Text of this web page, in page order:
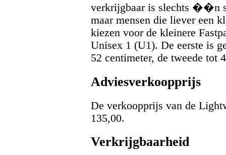
verkrijgbaar is slechts ��n
maar mensen die liever een
kiezen voor de kleinere
Unisex 1 (U1). De eerste is
52 centimeter, de tweede tot
Adviesverkoopprijs
De verkoopprijs van de
135,00.
Verkrijgbaarheid